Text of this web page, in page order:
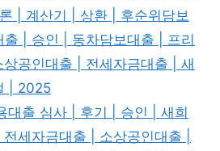
| 계산기 | 상환 | 후순위담보
| 승인 | 동차담보대출 | 프리
공인대출 | 전세자금대출 | 새
| 2025
대출 심사 | 후기 | 승인 | 새희
세자금대출 | 소상공인대출 |